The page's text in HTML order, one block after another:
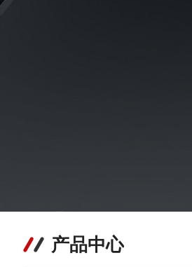
产品中心